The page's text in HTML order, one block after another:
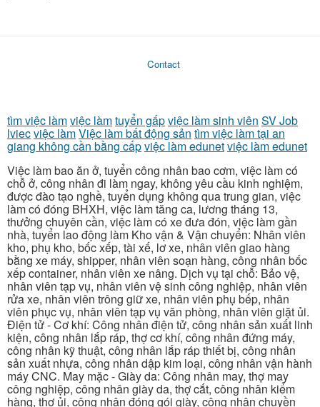
Contact
tìm việc làmviệc làmtuyển gấpviệc làm sinh viên SV Job
lviecviệc làmViệc làm bất động sản tìm việc làm tại an
giang không cần bằng cấpviệc làm edunetviệc làm edunet
Việc làm bao ăn ở, tuyển công nhân bao cơm, việc làm có
chỗ ở, công nhân đi làm ngay, không yêu cầu kinh nghiệm,
được đào tạo nghề, tuyển dụng không qua trung gian, việc
làm có đóng BHXH, việc làm tăng ca, lương tháng 13,
thưởng chuyên cần, việc làm có xe đưa đón, việc làm gần
nhà, tuyển lao động làm Kho vận & Vận chuyển: Nhân viên
kho, phụ kho, bốc xếp, tài xế, lơ xe, nhân viên giao hàng
bằng xe máy, shipper, nhân viên soạn hàng, công nhân bốc
xếp container, nhân viên xe nâng. Dịch vụ tại chỗ: Bảo vệ,
nhân viên tạp vụ, nhân viên vệ sinh công nghiệp, nhân viên
rửa xe, nhân viên trông giữ xe, nhân viên phụ bếp, nhân
viên phục vụ, nhân viên tạp vụ văn phòng, nhân viên giặt ủi.
Điện tử - Cơ khí: Công nhân điện tử, công nhân sản xuất linh
kiện, công nhân lắp ráp, thợ cơ khí, công nhân đứng máy,
công nhân kỹ thuật, công nhân lắp ráp thiết bị, công nhân
sản xuất nhựa, công nhân dập kim loại, công nhân vận hành
máy CNC. May mặc - Giày da: Công nhân may, thợ may
công nghiệp, công nhân giày da, thợ cắt, công nhân kiểm
hàng, thợ ủi, công nhân đóng gói giày, công nhân chuyền